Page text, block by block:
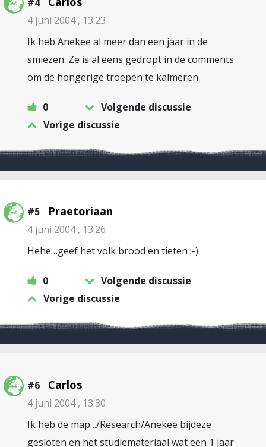
4 juni 2004 , 13:23
Ik heb Anekee al meer dan een jaar in de
smiezen. Ze is al eens gedropt in de comments
om de hongerige troepen te kalmeren.
0
Volgende discussie
Vorige discussie
#5 Praetoriaan
4 juni 2004 , 13:26
Hehe…geef het volk brood en tieten :-)
0
Volgende discussie
Vorige discussie
#6 Carlos
4 juni 2004 , 13:30
Ik heb de map ../Research/Anekee bijdeze
gesloten en het studiemateriaal wat een 1 jaar